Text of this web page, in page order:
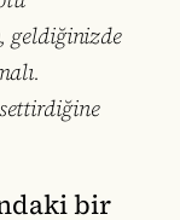
geldiğinizde
bir